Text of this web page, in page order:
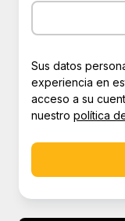
Sus datos
experiencia en
acceso a su
nuestro política